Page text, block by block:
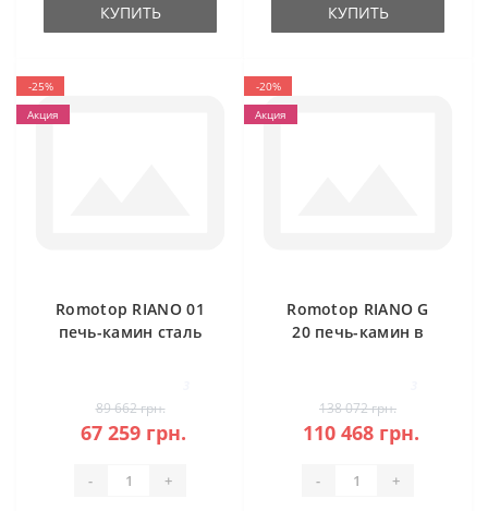
КУПИТЬ КУПИТЬ
-25%
Акция
Romotop RIANO 01
печь-камин сталь
89 662 грн.
67 259 грн.
- +
-20%
Акция
Romotop RIANO G
20 печь-камин в
138 072 грн.
110 468 грн.
- +